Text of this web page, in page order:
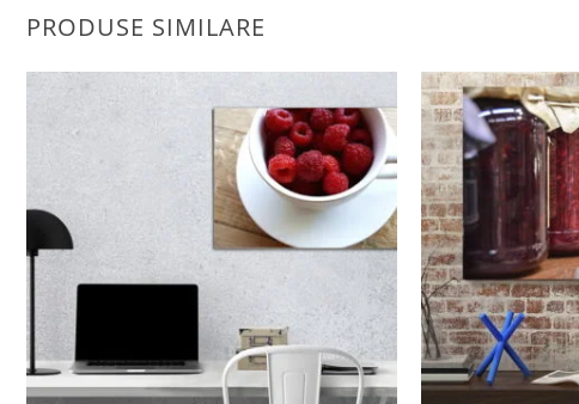
PRODUSE SIMILARE
Adaugă
la
favorite